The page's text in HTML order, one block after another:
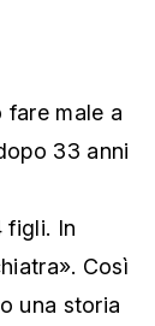
fare male a
33 anni
figli. In
Così
una storia